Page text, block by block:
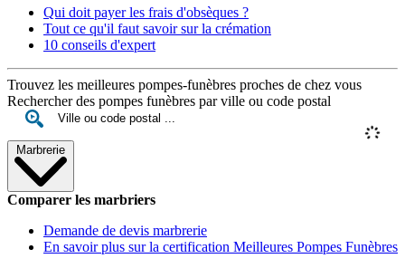
Qui doit payer les frais d'obsèques ?
Tout ce qu'il faut savoir sur la crémation
10 conseils d'expert
Trouvez les meilleures pompes-funèbres proches de chez vous
Rechercher des pompes funèbres par ville ou code postal
Marbrerie
Comparer les marbriers
Demande de devis marbrerie
En savoir plus sur la certification Meilleures Pompes Funèbres